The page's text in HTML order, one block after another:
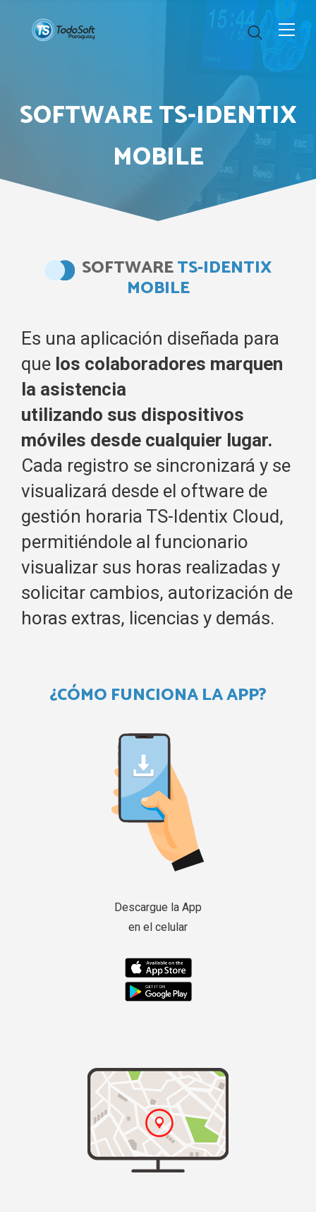
SOFTWARE TS-IDENTIX
MOBILE
SOFTWARETS-IDENTIX
MOBILE
Es una aplicación diseñada para
que los colaboradores marquen
la asistencia
utilizando sus dispositivos
móviles desde cualquier lugar.
Cada registro se sincronizará y se
visualizará desde el oftware de
gestión horaria TS-Identix Cloud,
permitiéndole al funcionario
visualizar sus horas realizadas y
solicitar cambios, autorización de
horas extras, licencias y demás.
¿CÓMO FUNCIONA LA APP?
Descargue la App
en el celular